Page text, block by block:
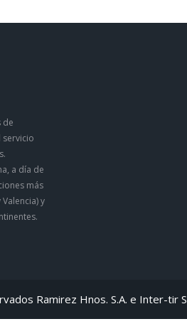
de
servicio
a día de
más
y
Ramirez Hnos. S.A. e Inter-tir